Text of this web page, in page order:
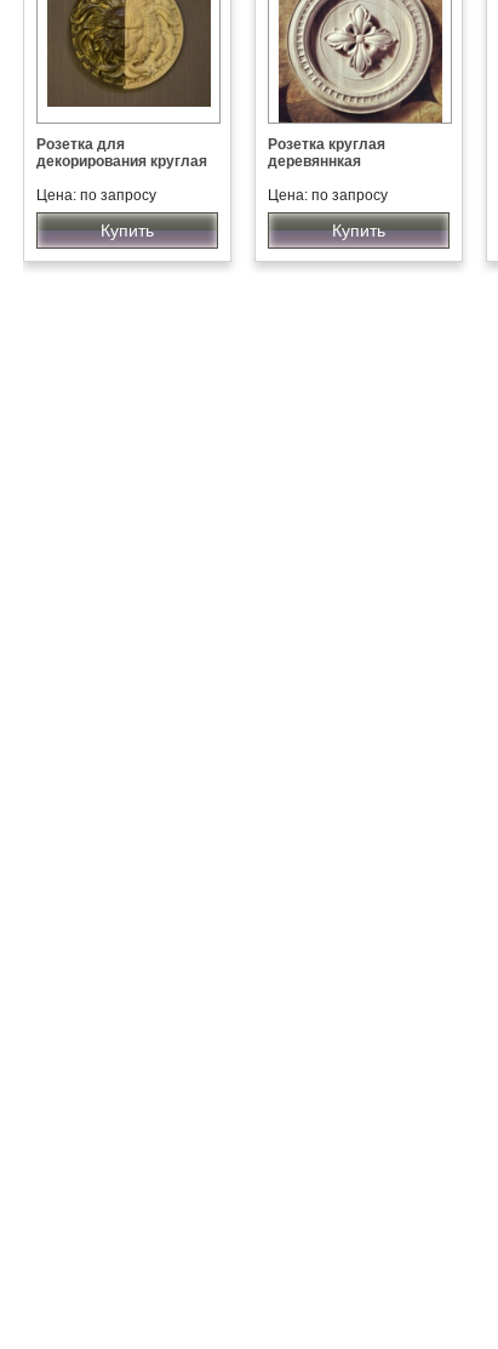
Розетка для
декорирования круглая
Цена: по запросу
Купить
Розетка круглая
деревяннкая
Цена: по запросу
Купить